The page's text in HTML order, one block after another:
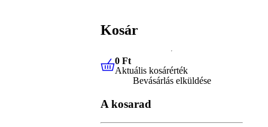
Kosár
0 FtAktuális kosárérték
0 Ft
Aktuális kosárérték
Bevásárlás elküldése
A kosarad